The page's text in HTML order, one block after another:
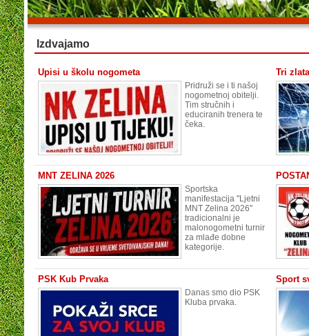
Izdvajamo
Upisi u školu nogometa
Pridruži se i ti našoj
nogometnoj obitelji.
Tim stručnih i
educiranih trenera te
čeka.
Tri
MNT ZELINA 2026
Sportska
manifestacija "Ljetni
MNT Zelina 2026"
tradicionalni je
malonogometni turnir
za mlađe dobne
kategorije.
PSK Kub Prvaka
Danas smo dio PSK
Kluba prvaka.
Sport